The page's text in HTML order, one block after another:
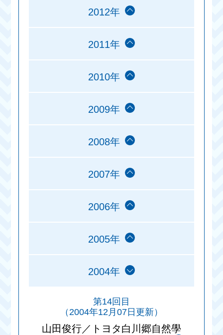
2012年
2011年
2010年
2009年
2008年
2007年
2006年
2005年
2004年
第14回目
（2004年12月07日更新）
山田俊行／トヨタ白川郷自然學